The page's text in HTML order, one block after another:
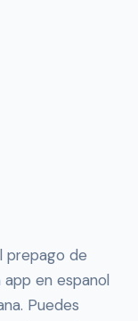
prepago de
en espanol
Puedes